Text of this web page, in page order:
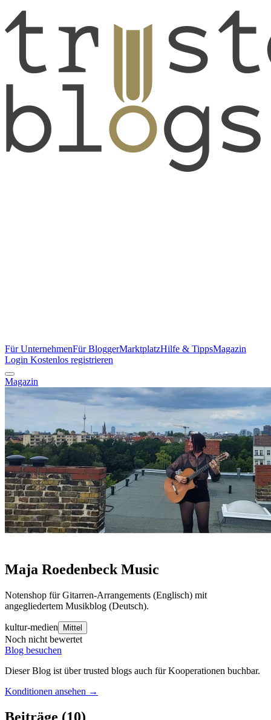
Für UnternehmenFür BloggerMarktplatzHilfe & TippsMagazin
Login Kostenlos registrieren
Magazin
Maja Roedenbeck Music
Notenshop für Gitarren-Arrangements (Englisch) mit
angegliedertem Musikblog (Deutsch).
kultur-medien Mittel
Noch nicht bewertet
Blog besuchen
Dieser Blog ist über trusted blogs auch für Kooperationen buchbar.
Konditionen ansehen →